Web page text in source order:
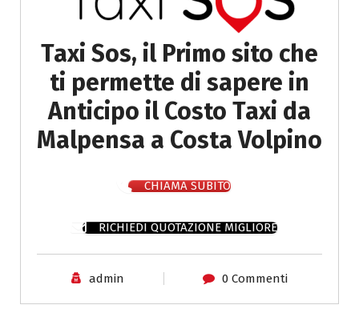
Taxi Sos, il Primo sito che
ti permette di sapere in
Anticipo il Costo Taxi da
Malpensa a Costa Volpino
CHIAMA SUBITO
RICHIEDI QUOTAZIONE MIGLIORE
admin 0 Commenti